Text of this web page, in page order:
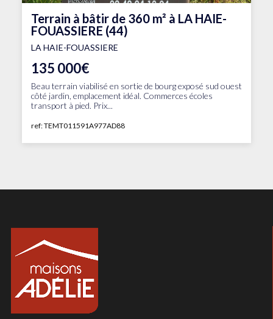
Terrain à bâtir de 360 m² à LA HAIE-
FOUASSIERE (44)
LA HAIE-FOUASSIERE
135 000€
Beau terrain viabilisé en sortie de bourg exposé sud ouest
côté jardin, emplacement idéal. Commerces écoles
transport à pied. Prix...
ref: TEMT011591A977AD88